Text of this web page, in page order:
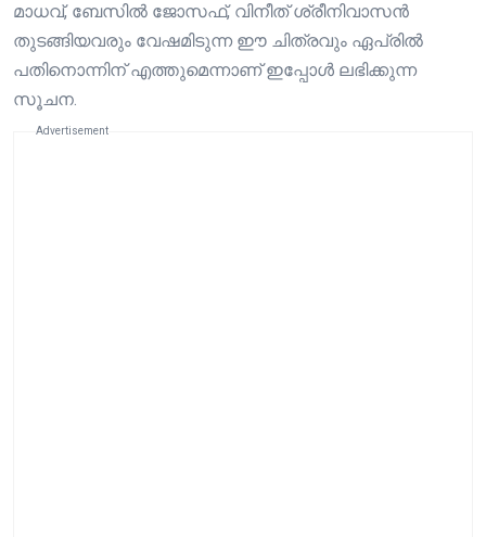
മാധവ്, ബേസിൽ ജോസഫ്, വിനീത് ശ്രീനിവാസൻ
തുടങ്ങിയവരും വേഷമിടുന്ന ഈ ചിത്രവും ഏപ്രിൽ
പതിനൊന്നിന് എത്തുമെന്നാണ് ഇപ്പോൾ ലഭിക്കുന്ന
സൂചന.
Advertisement